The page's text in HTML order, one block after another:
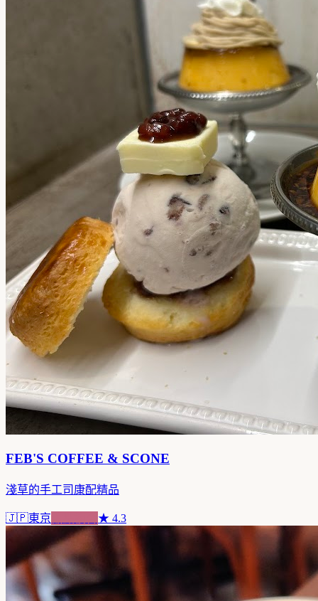
FEB'S COFFEE & SCONE
淺草的手工司康配精品
🇯🇵東京 ★ 4.3